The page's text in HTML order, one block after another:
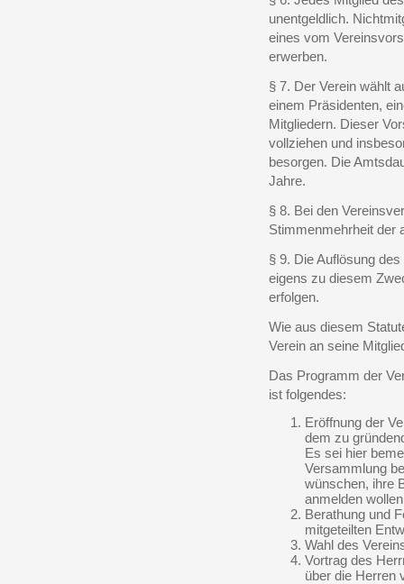
unentgeldlich.
eines vom
erwerben.
§ 7. Der Verein wählt
einem Präsidenten,
Mitgliedern. Dieser
vollziehen und
besorgen. Die
Jahre.
§ 8. Bei den
Stimmenmehrheit der
§ 9. Die Auflösung
eigens zu diesem
erfolgen.
Wie aus diesem
Verein an seine
Das Programm der
ist folgendes:
Eröffnung der
dem zu
Es sei hier
Versammlung
wünschen, ihre
anmelden
Berathung und
mitgeteilten
Wahl des
Vortrag des
über die Herren